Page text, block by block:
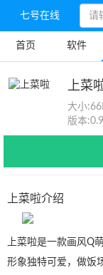
七号在线
首页 软件
上菜
大小:
版本:
上菜啦介绍
上菜啦是一款画风Q
形象独特可爱，做饭